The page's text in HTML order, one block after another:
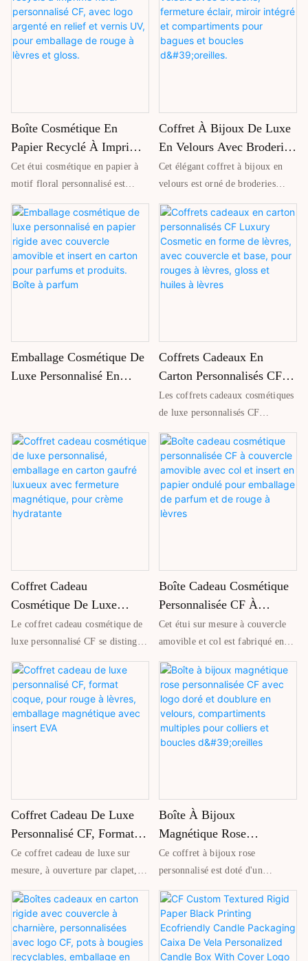
présentation élégants. Fabriqué
en carton rigide de qualité
supérieure, il protège bagues,
boucles d'oreilles et colliers des
et les collections de bijoux de
marque.
élégant. Fabriquée à partir de
matériaux durables, elle allie
robustesse et raffinement, et est
idéale pour les vêtements et
parfaite pour une présentation de
produit exclusive et un emballage
de vente au détail optimal.
Boîte Cosmétique En
Papier Recyclé À Imprimé
Floral Personnalisé CF,
Avec Logo Argenté En
Relief Et Vernis UV, Pour
Emballage De Rouge À
Lèvres Et Gloss.
Cet étui cosmétique en papier à
motif floral personnalisé est
recyclés, alliant respect de
l'environnement et élégance.
Orné d'un logo argenté, d'un
gaufrage et d'une impression UV,
il offre une finition haut de
efficacement le produit et
valorise la marque.
Coffret À Bijoux De Luxe
En Velours Avec Broderie,
Fermeture Éclair, Miroir
Intégré Et Compartiments
Pour Bagues Et Boucles
D'oreilles.
Cet élégant coffret à bijoux en
velours est orné de broderies
fluide et d'un miroir intégré pour
une utilisation quotidienne
pratique. Doté de plusieurs
compartiments, il permet de
ranger soigneusement bagues,
voyages, les cadeaux et pour
ranger vos bijoux avec élégance.
Emballage Cosmétique De
Luxe Personnalisé En
Insert En Carton Pour
Parfums Et Produits. Boîte
À Parfum
Coffrets Cadeaux En
Carton Personnalisés CF
Luxury Cosmetic En
Forme De Lèvres, Avec
Couvercle Et Base, Pour
Rouges À Lèvres, Gloss Et
Huiles À Lèvres
Les coffrets cadeaux cosmétiques
de luxe personnalisés CF
présentent un couvercle et une
base élégants en forme de lèvres,
fabriqués en carton robuste.
Parfaits pour emballer rouges à
lèvres, gloss et huiles à lèvres,
ces coffrets haut de gamme
beauté.
Coffret Cadeau
Cosmétique De Luxe
Personnalisé, Emballage
En Carton Gaufré Luxueux
Avec Fermeture
Magnétique, Pour Crème
Hydratante
Le coffret cadeau cosmétique de
luxe personnalisé CF se distingue
par ses élégants graphismes en
relief, son carton résistant et sa
fermeture magnétique sécurisée.
Conçu pour les crèmes
hydratantes et les produits de
magasin.
Boîte Cadeau Cosmétique
Personnalisée CF À
Couvercle Amovible Avec
Col Et Insert En Papier
Ondulé Pour Emballage De
Parfum Et De Rouge À
Lèvres
Cet étui sur mesure à couvercle
amovible et col est fabriqué en
carton résistant et conçu pour un
emballage cosmétique élégant.
L'insert en carton ondulé
maintient fermement les flacons
de parfum et les rouges à lèvres,
assurant une protection optimale
cosmétiques de marque.
Coffret Cadeau De Luxe
Personnalisé CF, Format
Coque, Pour Rouge À
Lèvres, Emballage
Magnétique Avec Insert
EVA
Ce coffret cadeau de luxe sur
mesure, à ouverture par clapet,
est conçu pour les cosmétiques et
les rouges à lèvres. Fabriqué en
carton rigide avec une fermeture
magnétique, il offre une
présentation élégante et sécurisée.
Boîte À Bijoux
Magnétique Rose
Personnalisée CF Avec
Logo Doré Et Doublure En
Velours, Compartiments
Multiples Pour Colliers Et
Boucles D'oreilles
Ce coffret à bijoux rose
personnalisé est doté d'un
couvercle magnétique à charnière
et d'un élégant logo doré pour
une allure luxueuse. Sa doublure
en velours doux et son intérieur
compartimenté permettent un